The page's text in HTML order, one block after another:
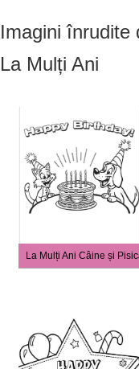
Imagini înrudite
La Mulți Ani
La Mulți Ani Câine și